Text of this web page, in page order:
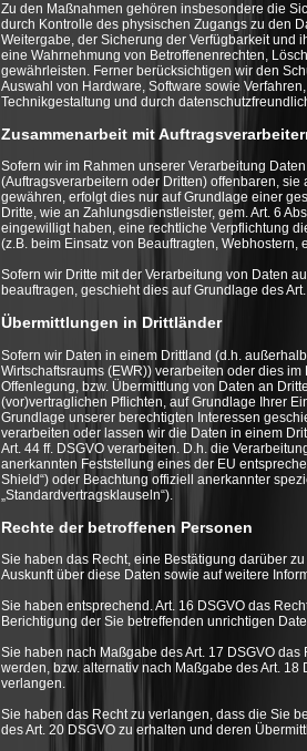
Zu den Maßnahmen gehören insbesondere die
durch Kontrolle des physischen Zugangs zu den
Weitergabe, der Sicherung der Verfügbarkeit und
eine Wahrnehmung von Betroffenenrechten,
gewährleisten. Ferner berücksichtigen wir den
Auswahl von Hardware, Software sowie
Technikgestaltung und durch
Zusammenarbeit mit
Sofern wir im Rahmen unserer Verarbeitung
(Auftragsverarbeitern oder Dritten) offenbaren,
gewähren, erfolgt dies nur auf Grundlage einer
Dritte, wie an Zahlungsdienstleister, gem. Art. 6
eingewilligt haben, eine rechtliche Verpflichtung
(z.B. beim Einsatz von Beauftragten, Webhostern,
Sofern wir Dritte mit der Verarbeitung von Daten
beauftragen, geschieht dies auf Grundlage des
Übermittlungen in Drittländer
Sofern wir Daten in einem Drittland (d.h.
Wirtschaftsraums (EWR)) verarbeiten oder dies
Offenlegung, bzw. Übermittlung von Daten an
(vor)vertraglichen Pflichten, auf Grundlage Ihrer
Grundlage unserer berechtigten Interessen
verarbeiten oder lassen wir die Daten in einem
Art. 44 ff. DSGVO verarbeiten. D.h. die
anerkannten Feststellung eines der EU
Shield“) oder Beachtung offiziell anerkannter
„Standardvertragsklauseln“).
Rechte der betroffenen Personen
Sie haben das Recht, eine Bestätigung darüber
Auskunft über diese Daten sowie auf weitere
Sie haben entsprechend. Art. 16 DSGVO das
Berichtigung der Sie betreffenden unrichtigen
Sie haben nach Maßgabe des Art. 17 DSGVO
werden, bzw. alternativ nach Maßgabe des Art.
verlangen.
Sie haben das Recht zu verlangen, dass die Sie
des Art. 20 DSGVO zu erhalten und deren